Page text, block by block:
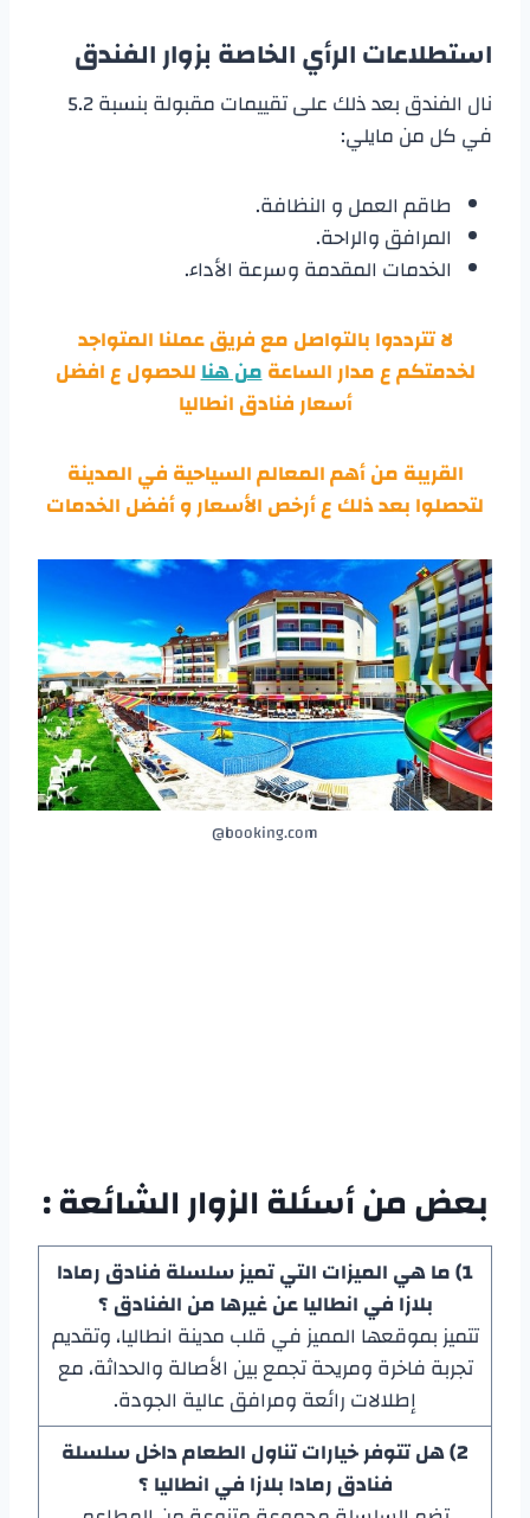
استطلاعات الرأي الخاصة بزوار الفندق
نال الفندق بعد ذلك على تقييمات مقبولة بنسبة 5.2
في كل من مايلي:
طاقم العمل و النظافة.
المرافق والراحة.
الخدمات المقدمة وسرعة الأداء.
لا تترددوا بالتواصل مع فريق عملنا المتواجد
لخدمتكم ع مدار الساعةمن هناللحصول ع افضل
أسعار فنادق انطاليا
القريبة من أهم المعالم السياحية في المدينة
لتحصلوا بعد ذلك ع أرخص الأسعار و أفضل الخدمات
booking.com@
بعض من أسئلة الزوار الشائعة :
1) ما هي الميزات التي تميز سلسلة فنادق رمادا
بلازا في انطاليا عن غيرها من الفنادق ؟
تتميز بموقعها المميز في قلب مدينة انطاليا، وتقديم
تجربة فاخرة ومريحة تجمع بين الأصالة والحداثة، مع
إطلالات رائعة ومرافق عالية الجودة.
2) هل تتوفر خيارات تناول الطعام داخل سلسلة
فنادق رمادا بلازا في انطاليا ؟